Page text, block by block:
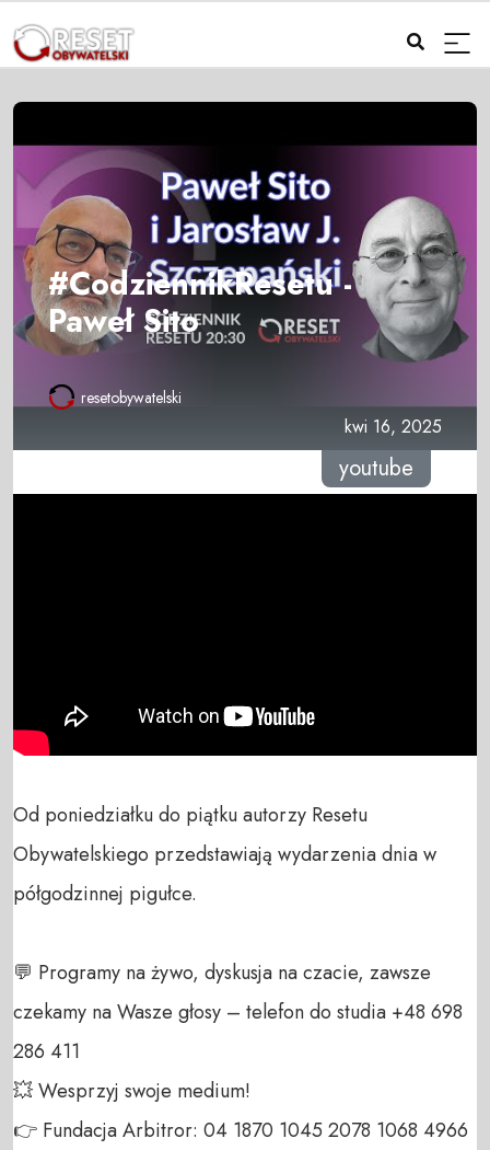
#CodziennikResetu -
Paweł Sito
resetobywatelski
kwi 16, 2025
youtube
Od poniedziałku do piątku autorzy Resetu
Obywatelskiego przedstawiają wydarzenia dnia w
półgodzinnej pigułce.
💬 Programy na żywo, dyskusja na czacie, zawsze
czekamy na Wasze głosy – telefon do studia +48 698
286 411
💥 Wesprzyj swoje medium!
👉 Fundacja Arbitror: 04 1870 1045 2078 1068 4966